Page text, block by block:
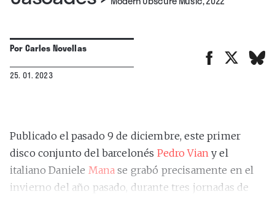
PorCarles Novellas
25. 01. 2023
Publicado el pasado 9 de diciembre, este primer
disco conjunto del barcelonés Pedro Vian y el
italiano Daniele Mana se grabó precisamente en el
invierno del año pasado, durante tres jornadas de